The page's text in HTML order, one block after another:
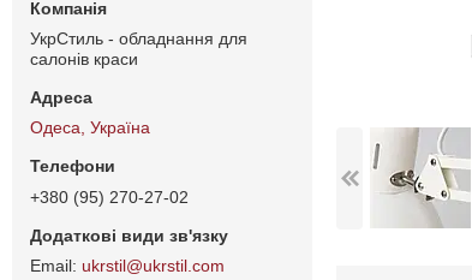
УкрСтиль - обладнання для
салонів краси
Одеса, Україна
+380 (95) 270-27-02
ukrstil@ukrstil.com